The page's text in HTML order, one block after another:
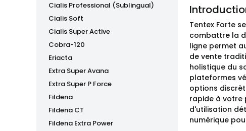
Cialis Professional (Sublingual)
Cialis Soft
Cialis Super Active
Cobra-120
Eriacta
Extra Super Avana
Extra Super P Force
Fildena
Fildena CT
Fildena Extra Power
Tentex Forte
combattre la
ligne permet
de vente
holistique du
plateformes
options
rapide à votre
d'utilisation
numérique